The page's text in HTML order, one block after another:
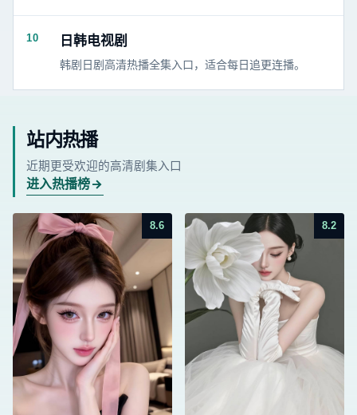
10 日韩电视剧
韩剧日剧高清热播全集入口，适合每日追更连播。
站内热播
近期更受欢迎的高清剧集入口
进入热播榜
8.6 8.2